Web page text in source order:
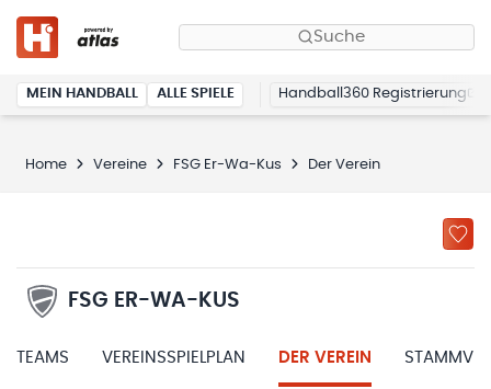
Suche
MEIN HANDBALL ALLE SPIELE Handball360 Registrierung
Home Vereine FSG Er-Wa-Kus Der Verein
FSG ER-WA-KUS
TEAMS VEREINSSPIELPLAN DER VEREIN